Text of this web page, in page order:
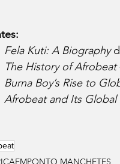
Fela Kuti: A Biography
The History of Afrobeat
Burna Boy’s Rise to
Afrobeat and Its Global
MANCHETES